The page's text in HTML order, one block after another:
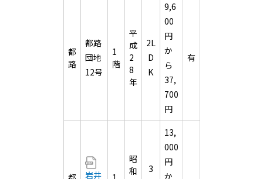
都
路
都路
団地
12号
1
階
平
成
2
8
年
2L
D
K
9,6
00
円
か
ら
37,
700
円
有
岩井
昭
和
3
13,
000
円
か